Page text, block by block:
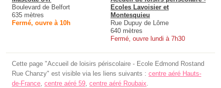
Boulevard de Belfort
635 mètres
Fermé, ouvre à 10h
Ecoles Lavoisier et
Montesquieu
Rue Dupuy de Lôme
640 mètres
Fermé, ouvre lundi à 7h30
Cette page "Accueil de loisirs périscolaire - Ecole Edmond Rostand
Rue Chanzy" est visible via les liens suivants : centre aéré Hauts-
de-France centre aéré 59 centre aéré Roubaix